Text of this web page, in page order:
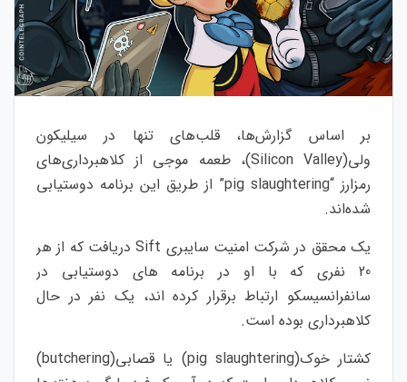
بر اساس گزارش‌ها، قلب‌های تنها در سیلیکون
ولی(Silicon Valley)، طعمه موجی از کلاهبرداری‌های
رمزارز “pig slaughtering” از طریق این برنامه‌ دوستیابی
شده‌اند.
یک محقق در شرکت امنیت سایبری Sift دریافت که از هر
20 نفری که با او در برنامه های دوستیابی در
سانفرانسیسکو ارتباط برقرار کرده اند، یک نفر در حال
کلاهبرداری بوده است.
کشتار خوک(pig slaughtering) یا قصابی(butchering)